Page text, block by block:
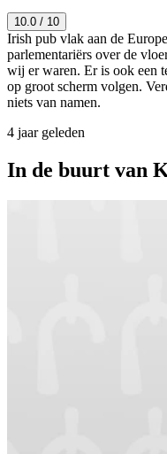
10.0 / 10
Irish pub vlak aan de
parlementariërs over de
wij er waren. Er is ook een
op groot scherm volgen.
niets van namen.
4 jaar geleden
In de buurt van